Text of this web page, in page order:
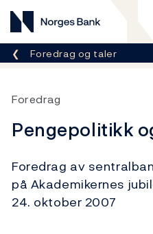
Norges Bank
Her er du nå:
Foredrag og taler
Foredrag
Pengepolitikk
Foredrag av
på Akademikernes
24. oktober 2007